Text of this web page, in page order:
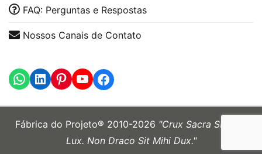
FAQ: Perguntas e Respostas
Nossos Canais de Contato
WhatsApp
LinkedInhttps://
Fábrica do Projeto® 2010-2026 "Crux Sacra Sit Mihi
Lux. Non Draco Sit Mihi Dux."